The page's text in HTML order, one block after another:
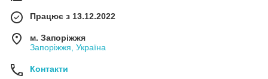
Працює з 13.12.2022
м. Запоріжжя
Запоріжжя, Україна
Контакти